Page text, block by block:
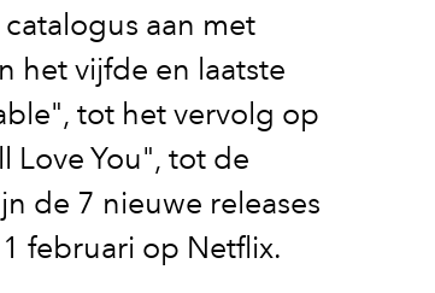
aan met
het vijfde en laatste
tot het vervolg op
Love You", tot de
de 7 nieuwe releases
februari op Netflix.